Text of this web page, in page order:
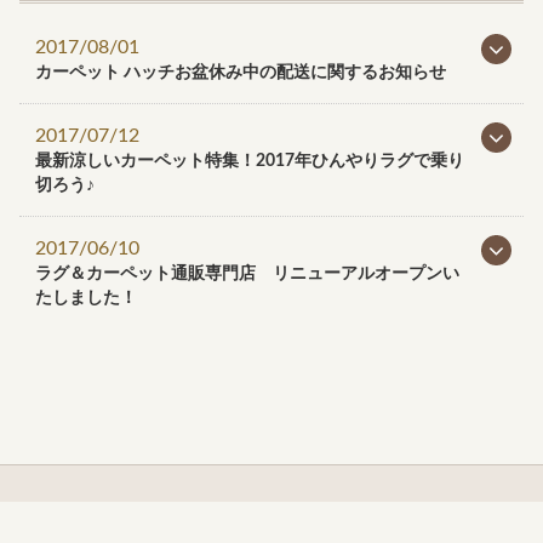
2017/08/01
カーペット ハッチお盆休み中の配送に関するお知らせ
2017/07/12
最新涼しいカーペット特集！2017年ひんやりラグで乗り
切ろう♪
2017/06/10
ラグ＆カーペット通販専門店 リニューアルオープンい
たしました！